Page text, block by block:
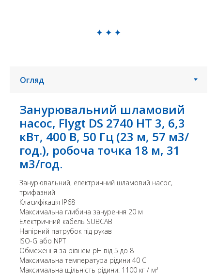
Занурювальний шламовий
насос, Flygt DS 2740 HT 3, 6,3
кВт, 400 В, 50 Гц (23 м, 57 м3/
год.), робоча точка 18 м, 31
м3/год.
Занурювальний, електричний шламовий насос,
трифазний
Класифікація IP68
Максимальна глибина занурення 20 м
Електричний кабель SUBCAB
Напірний патрубок під рукав
ISO-G або NPT
Обмеження за рівнем pH від 5 до 8
Максимальна температура рідини 40 С
Максимальна щільність рідини: 1100 кг / м³